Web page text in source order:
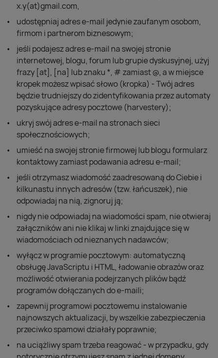
x.y(at)gmail.com,
udostępniaj adres e-mail jedynie zaufanym osobom,
firmom i partnerom biznesowym;
jeśli podajesz adres e-mail na swojej stronie
internetowej, blogu, forum lub grupie dyskusyjnej, użyj
frazy [at], [na] lub znaku *, # zamiast @, a w miejsce
kropek możesz wpisać słowo (kropka) - Twój adres
będzie trudniejszy do zidentyfikowania przez automaty
pozyskujące adresy pocztowe (harvestery);
ukryj swój adres e-mail na stronach sieci
społecznościowych;
umieść na swojej stronie firmowej lub blogu formularz
kontaktowy zamiast podawania adresu e-mail;
jeśli otrzymasz wiadomość zaadresowaną do Ciebie i
kilkunastu innych adresów (tzw. łańcuszek), nie
odpowiadaj na nią, zignoruj ją;
nigdy nie odpowiadaj na wiadomości spam, nie otwieraj
załączników ani nie klikaj w linki znajdujące się w
wiadomościach od nieznanych nadawców;
wyłącz w programie pocztowym: automatyczną
obsługę JavaScriptu i HTML, ładowanie obrazów oraz
możliwość otwierania podejrzanych plików bądź
programów dołączanych do e-maili;
zapewnij programowi pocztowemu instalowanie
najnowszych aktualizacji, by wszelkie zabezpieczenia
przeciwko spamowi działały poprawnie;
na uciążliwy spam trzeba reagować - w przypadku, gdy